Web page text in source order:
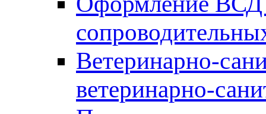
Ветеринарно-
ветеринарно-